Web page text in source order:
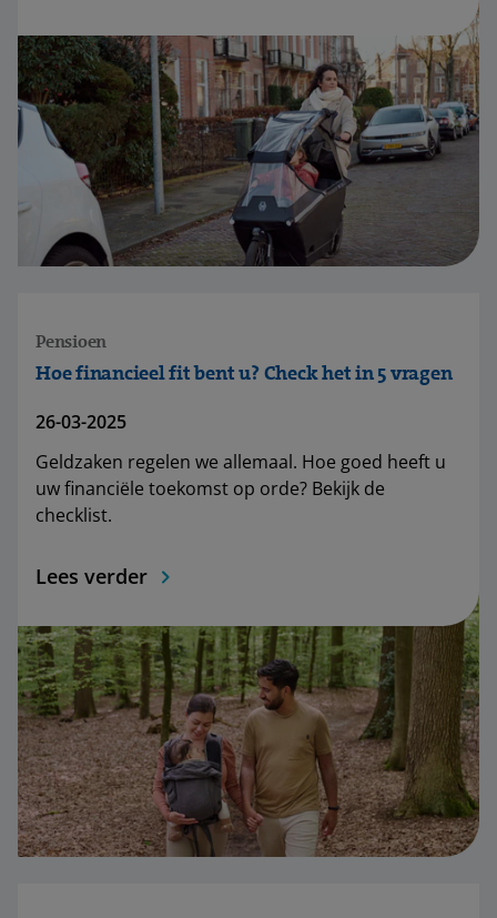
Hoe financieel fit bent u? Check het in 5 vragen
Pensioen
26-03-2025
Geldzaken regelen we allemaal. Hoe goed heeft u
uw financiële toekomst op orde? Bekijk de
checklist.
Lees verder